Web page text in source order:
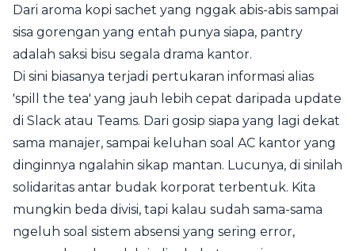
Dari aroma kopi sachet yang nggak abis-abis sampai
sisa gorengan yang entah punya siapa, pantry
adalah saksi bisu segala drama kantor.
Di sini biasanya terjadi pertukaran informasi alias
'spill the tea' yang jauh lebih cepat daripada update
di Slack atau Teams. Dari gosip siapa yang lagi dekat
sama manajer, sampai keluhan soal AC kantor yang
dinginnya ngalahin sikap mantan. Lucunya, di sinilah
solidaritas antar budak korporat terbentuk. Kita
mungkin beda divisi, tapi kalau sudah sama-sama
ngeluh soal sistem absensi yang sering error,